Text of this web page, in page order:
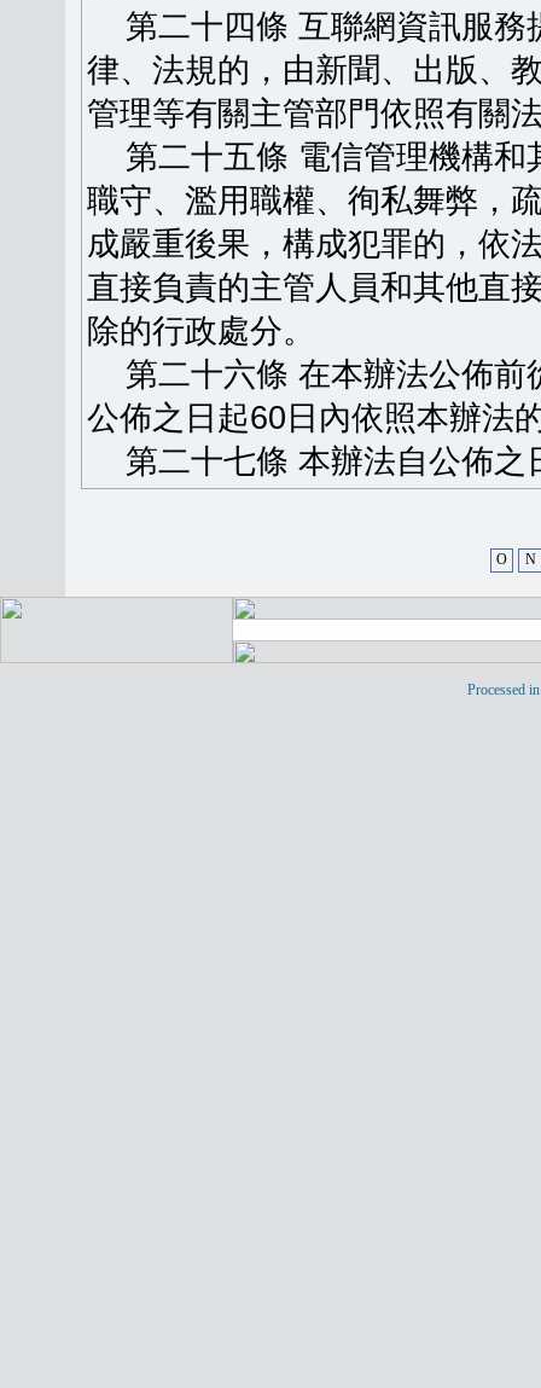
第二十四條 互聯網資訊服務
律、法規的，由新聞、出版、
管理等有關主管部門依照有關
第二十五條 電信管理機構和
職守、濫用職權、徇私舞弊，
成嚴重後果，構成犯罪的，依
直接負責的主管人員和其他直
除的行政處分。
第二十六條 在本辦法公佈前
公佈之日起60日內依照本辦法
第二十七條 本辦法自公佈之
O N
Processed